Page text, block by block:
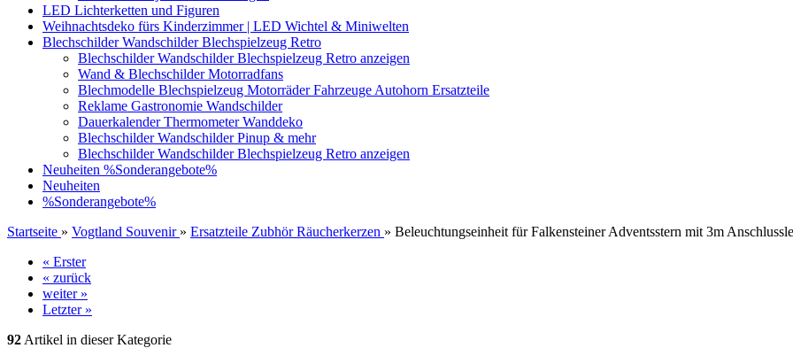
LED Lichterketten und Figuren
Weihnachtsdeko fürs Kinderzimmer | LED Wichtel & Miniwelten
Blechschilder Wandschilder Blechspielzeug Retro
Blechschilder Wandschilder Blechspielzeug Retro anzeigen
Wand & Blechschilder Motorradfans
Blechmodelle Blechspielzeug Motorräder Fahrzeuge Autohorn Ersatzteile
Reklame Gastronomie Wandschilder
Dauerkalender Thermometer Wanddeko
Blechschilder Wandschilder Pinup & mehr
Blechschilder Wandschilder Blechspielzeug Retro anzeigen
Neuheiten %Sonderangebote%
Neuheiten
%Sonderangebote%
Startseite » Vogtland Souvenir » Ersatzteile Zubhör Räucherkerzen » Beleuchtungseinheit für Falkensteiner Adventsstern mit 3m
« Erster
« zurück
weiter »
Letzter »
92 Artikel in dieser Kategorie